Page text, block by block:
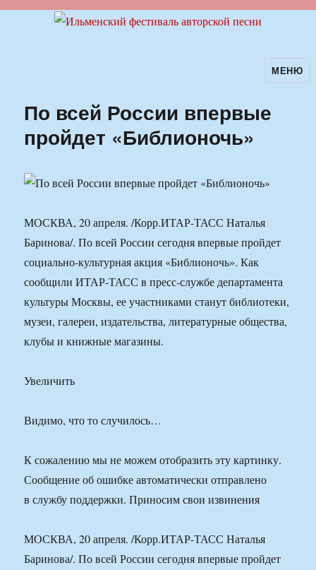
Ильменский фестиваль авторскойМЕНЮ
По всей России впервые
пройдет «Библионочь»
МОСКВА, 20 апреля. /Корр.ИТАР-ТАСС Наталья
Баринова/. По всей России сегодня впервые пройдет
социально-культурная акция «Библионочь». Как
сообщили ИТАР-ТАСС в пресс-службе департамента
культуры Москвы, ее участниками станут библиотеки,
музеи, галереи, издательства, литературные общества,
клубы и книжные магазины.
Увеличить
Видимо, что то случилось…
К сожалению мы не можем отобразить эту картинку.
Сообщение об ошибке автоматически отправлено
в службу поддержки. Приносим свои извинения
МОСКВА, 20 апреля. /Корр.ИТАР-ТАСС Наталья
Баринова/. По всей России сегодня впервые пройдет